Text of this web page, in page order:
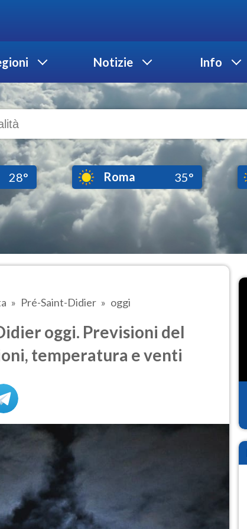
Notizie Info
28° Roma 35°
Pré-Saint-Didier oggi
oggi. Previsioni del
temperatura e venti